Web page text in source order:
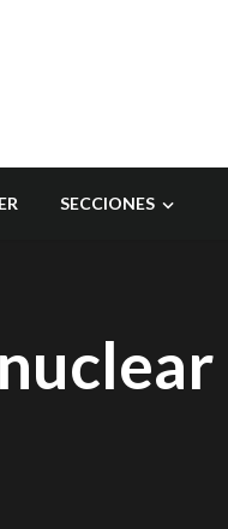
SECCIONES